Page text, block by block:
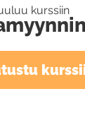
kurssiin